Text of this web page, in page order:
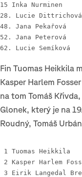
Fin Tuomas Heikkila
Kasper Harlem
na tom Tomáš
Glonek, který je na
Roudný, Tomáš